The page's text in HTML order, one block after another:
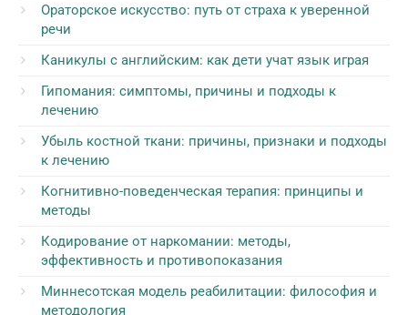
Ораторское искусство: путь от страха к уверенной
речи
Каникулы с английским: как дети учат язык играя
Гипомания: симптомы, причины и подходы к
лечению
Убыль костной ткани: причины, признаки и подходы
к лечению
Когнитивно-поведенческая терапия: принципы и
методы
Кодирование от наркомании: методы,
эффективность и противопоказания
Миннесотская модель реабилитации: философия и
методология